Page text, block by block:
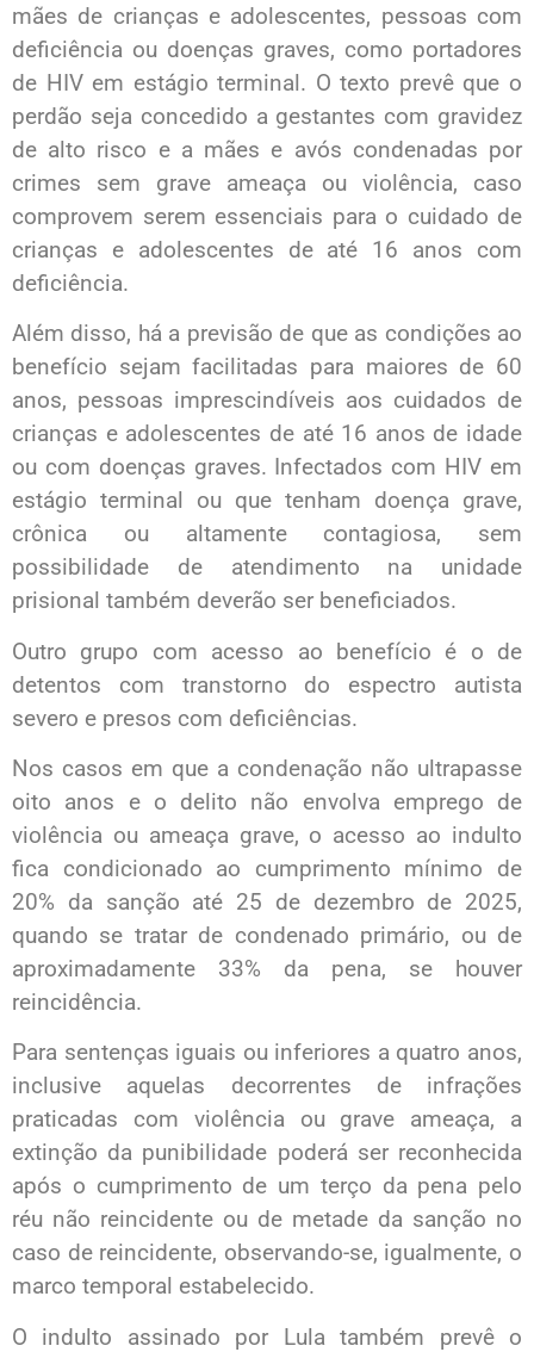
mães de crianças e adolescentes, pessoas com
deficiência ou doenças graves, como portadores
de HIV em estágio terminal. O texto prevê que o
perdão seja concedido a gestantes com gravidez
de alto risco e a mães e avós condenadas por
crimes sem grave ameaça ou violência, caso
comprovem serem essenciais para o cuidado de
crianças e adolescentes de até 16 anos com
deficiência.
Além disso, há a previsão de que as condições ao
benefício sejam facilitadas para maiores de 60
anos, pessoas imprescindíveis aos cuidados de
crianças e adolescentes de até 16 anos de idade
ou com doenças graves. Infectados com HIV em
estágio terminal ou que tenham doença grave,
crônica ou altamente contagiosa, sem
possibilidade de atendimento na unidade
prisional também deverão ser beneficiados.
Outro grupo com acesso ao benefício é o de
detentos com transtorno do espectro autista
severo e presos com deficiências.
Nos casos em que a condenação não ultrapasse
oito anos e o delito não envolva emprego de
violência ou ameaça grave, o acesso ao indulto
fica condicionado ao cumprimento mínimo de
20% da sanção até 25 de dezembro de 2025,
quando se tratar de condenado primário, ou de
aproximadamente 33% da pena, se houver
reincidência.
Para sentenças iguais ou inferiores a quatro anos,
inclusive aquelas decorrentes de infrações
praticadas com violência ou grave ameaça, a
extinção da punibilidade poderá ser reconhecida
após o cumprimento de um terço da pena pelo
réu não reincidente ou de metade da sanção no
caso de reincidente, observando-se, igualmente, o
marco temporal estabelecido.
O indulto assinado por Lula também prevê o